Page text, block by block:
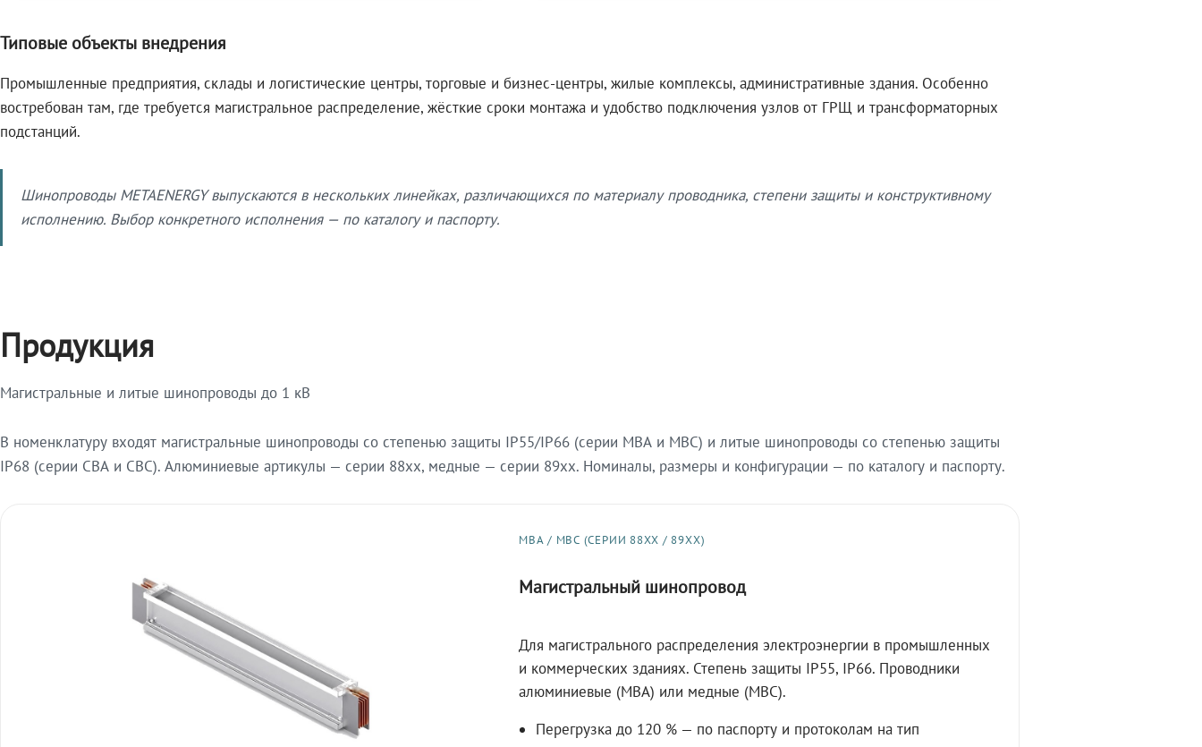
Типовые объекты внедрения
Промышленные предприятия, склады и логистические центры, торговые и бизнес-центры, жилые комплексы, административные здания. Особенно
востребован там, где требуется магистральное распределение, жёсткие сроки монтажа и удобство подключения узлов от ГРЩ и трансформаторных
подстанций.
Шинопроводы METAENERGY выпускаются в нескольких линейках, различающихся по материалу проводника, степени защиты и конструктивному
исполнению. Выбор конкретного исполнения — по каталогу и паспорту.
Продукция
Магистральные и литые шинопроводы до 1 кВ
В номенклатуру входят магистральные шинопроводы со степенью защиты IP55/IP66 (серии МВА и МВС) и литые шинопроводы со степенью защиты
IP68 (серии СВА и СВС). Алюминиевые артикулы — серии 88xx, медные — серии 89xx. Номиналы, размеры и конфигурации — по каталогу и паспорту.
МВА / МВС (СЕРИИ 88XX / 89XX)
Магистральный шинопровод
Для магистрального распределения электроэнергии в промышленных
и коммерческих зданиях. Степень защиты IP55, IP66. Проводники
алюминиевые (МВА) или медные (МВС).
Перегрузка до 120 % — по паспорту и протоколам на тип